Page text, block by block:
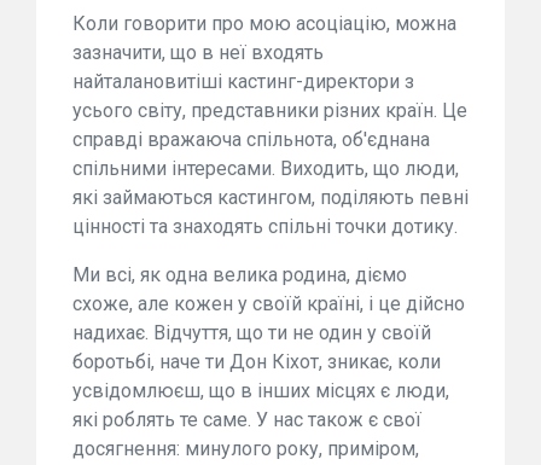
Коли говорити про мою асоціацію, можна
зазначити, що в неї входять
найталановитіші кастинг-директори з
усього світу, представники різних країн. Це
справді вражаюча спільнота, об'єднана
спільними інтересами. Виходить, що люди,
які займаються кастингом, поділяють певні
цінності та знаходять спільні точки дотику.
Ми всі, як одна велика родина, діємо
схоже, але кожен у своїй країні, і це дійсно
надихає. Відчуття, що ти не один у своїй
боротьбі, наче ти Дон Кіхот, зникає, коли
усвідомлюєш, що в інших місцях є люди,
які роблять те саме. У нас також є свої
досягнення: минулого року, приміром,